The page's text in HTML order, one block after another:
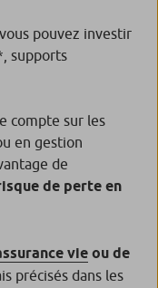
pouvez investir
supports
compte sur les
en gestion
de
de perte en
vie ou de
précisés dans les